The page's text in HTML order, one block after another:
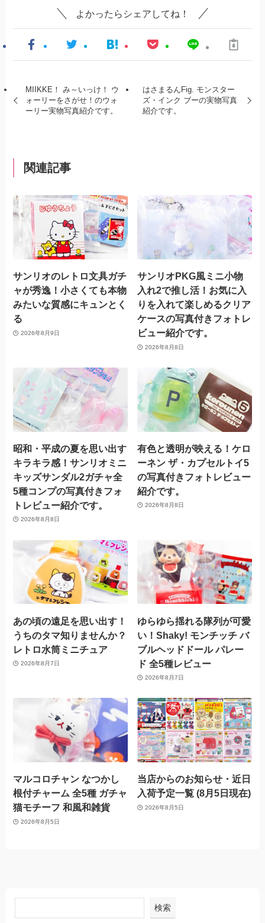
よかったらシェアしてね！
MIIKKE！ み～いっけ！ ウ
ォーリーをさがせ！のウォ
ーリー実物写真紹介です。
はさまるんFig. モンスター
ズ・インク ブーの実物写真
紹介です。
関連記事
サンリオのレトロ文具ガチ
ャが秀逸！小さくても本物
みたいな質感にキュンとく
る
2026年8月9日
サンリオPKG風ミニ小物
入れ2で推し活！お気に入
りを入れて楽しめるクリア
ケースの写真付きフォトレ
ビュー紹介です。
2026年8月8日
昭和・平成の夏を思い出す
キラキラ感！サンリオミニ
キッズサンダル2ガチャ全
5種コンプの写真付きフォ
トレビュー紹介です。
2026年8月8日
有色と透明が映える！ケロ
ーネン ザ・カプセルトイ5
の写真付きフォトレビュー
紹介です。
2026年8月8日
あの頃の遠足を思い出す！
うちのタマ知りませんか？
レトロ水筒ミニチュア
2026年8月7日
ゆらゆら揺れる隊列が可愛
い！Shaky! モンチッチ バ
ブルヘッドドール パレー
ド 全5種レビュー
2026年8月7日
マルコロチャン なつかし
根付チャーム 全5種 ガチャ
猫モチーフ 和風和雑貨
2026年8月5日
当店からのお知らせ・近日
入荷予定一覧 (8月5日現在)
2026年8月5日
検索